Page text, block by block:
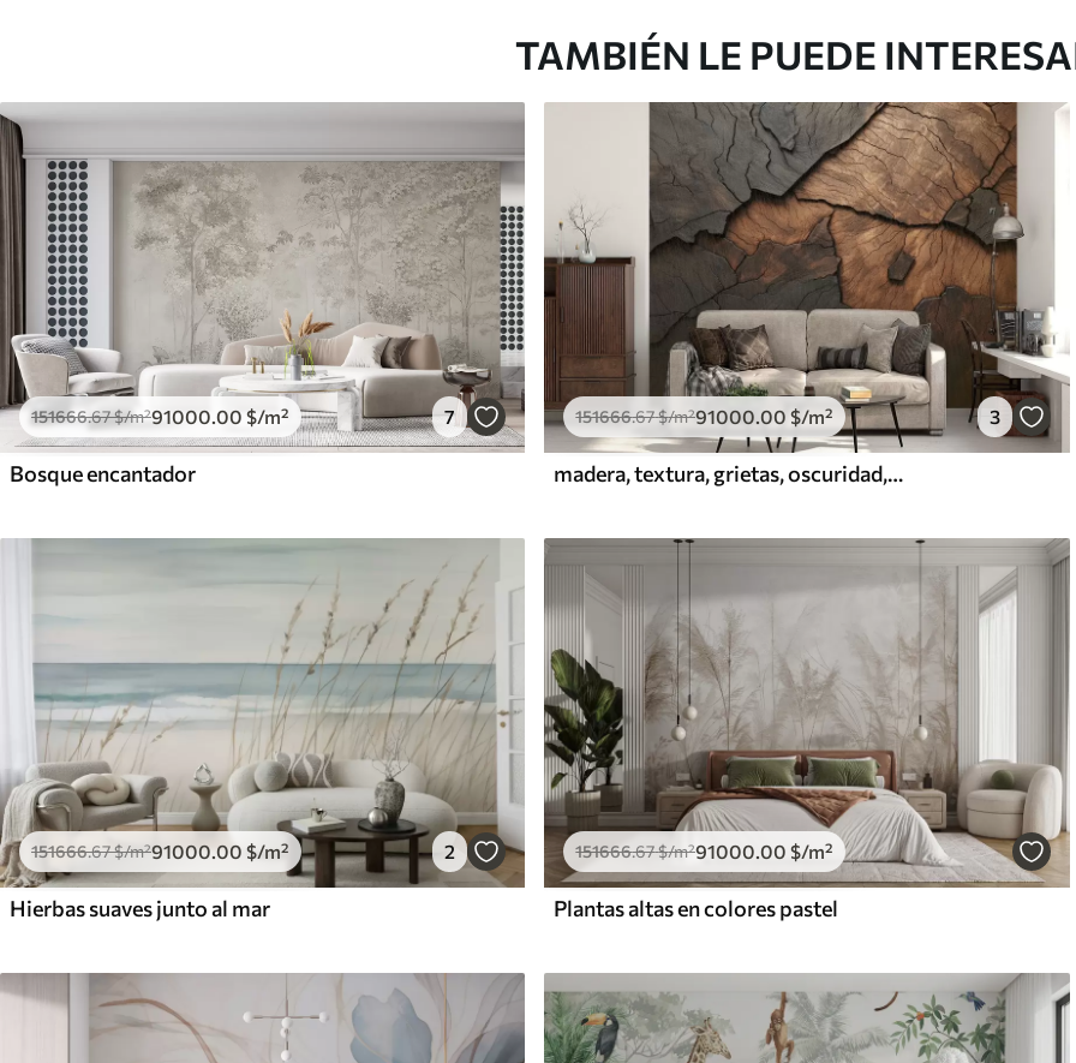
TAMBIÉN LE PUEDE
151666.67$/m²91000 .00 $/m² 7
Bosque encantador
151666.67$/m²91000 .00 $/m² 3
madera, textura, grietas, oscuridad, corteza, superficie
151666.67$/m²91000.00 $/m² 2
Hierbas suaves junto al mar
151666.67$/m²91000.00 $/m²
Plantas altas en colores pastel